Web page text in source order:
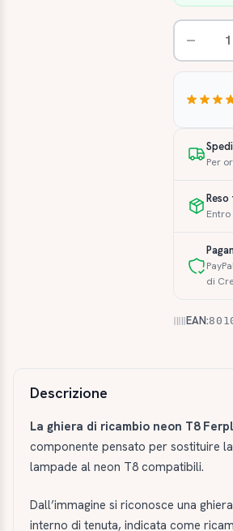
Per
Entro
di
EAN:
Descrizione
La ghiera di ricambio neon T8
componente pensato per sostituire
lampade al neon T8 compatibili.
Dall’immagine si riconosce una
interno di tenuta, indicata come